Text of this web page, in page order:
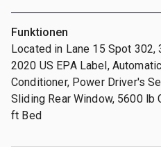
Funktionen
Located in Lane 15 Spot 302,
2020 US EPA Label,
Conditioner, Power Driver's
Sliding Rear Window, 5600 lb
ft Bed